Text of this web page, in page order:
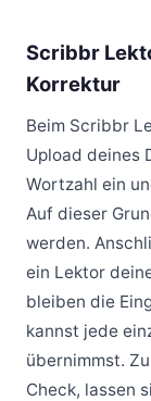
Scribbr
Korrektur
Beim Scribbr
Upload deines
Wortzahl ein
Auf dieser
werden.
ein Lektor
bleiben die
kannst jede
übernimmst.
Check, lassen